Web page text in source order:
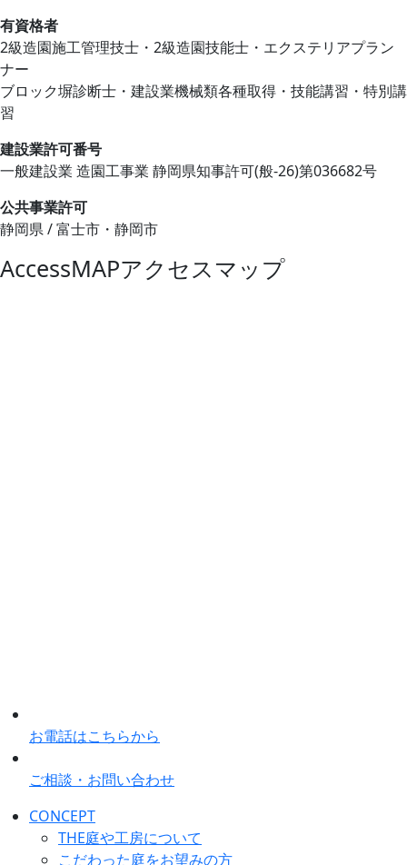
有資格者
2級造園施工管理技士・2級造園技能士・エクステリアプラン
ナー
ブロック塀診断士・建設業機械類各種取得・技能講習・特別講
習
建設業許可番号
一般建設業 造園工事業 静岡県知事許可(般-26)第036682号
公共事業許可
静岡県 / 富士市・静岡市
AccessMAPアクセスマップ
お電話はこちらから
ご相談・お問い合わせ
CONCEPT
THE庭や工房について
こだわった庭をお望みの方